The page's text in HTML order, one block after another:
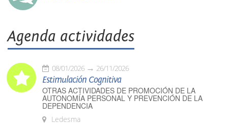
Agenda actividades
08/01/2026 26/11/2026
Estimulación Cognitiva
OTRAS ACTIVIDADES DE PROMOCIÓN DE LA
AUTONOMÍA PERSONAL Y PREVENCIÓN DE LA
DEPENDENCIA
Ledesma